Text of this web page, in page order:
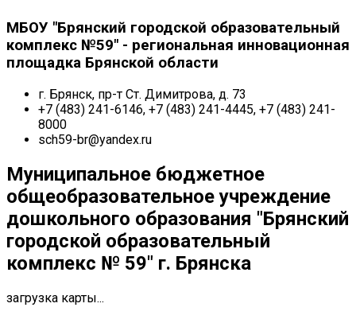
МБОУ "Брянский городской образовательный
комплекс №59" - региональная инновационная
площадка Брянской области
г. Брянск, пр-т Ст. Димитрова, д. 73
+7 (483) 241-6146, +7 (483) 241-4445, +7 (483) 241-
8000
sch59-br@yandex.ru
Муниципальное бюджетное
общеобразовательное учреждение
дошкольного образования "Брянский
городской образовательный
комплекс № 59" г. Брянска
загрузка карты...